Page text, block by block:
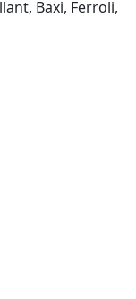
Baxi, Ferroli,